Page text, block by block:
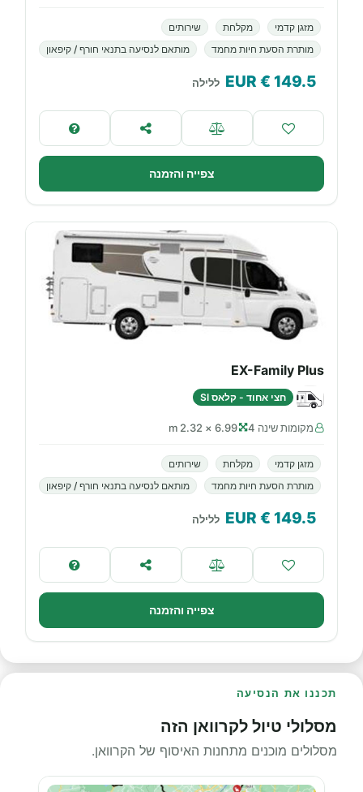
מזגן קדמי מקלחת
שירותים
מותרת הסעת חיות מחמד
מותאם לנסיעה בתנאי חורף / קיפאון
149.5
€ EUR ללילה
צפייה והזמנה
EX-Family Plus
חצי אחוד - קלאס SI
מקומות שינה 4 6.99 × 2.32 m
מזגן קדמי מקלחת
שירותים
מותרת הסעת חיות מחמד
מותאם לנסיעה בתנאי חורף / קיפאון
149.5
€ EUR ללילה
צפייה והזמנה
תכננו את הנסיעה
מסלולי טיול לקרוואן הזה
מסלולים מוכנים מתחנות האיסוף של הקרוואן.